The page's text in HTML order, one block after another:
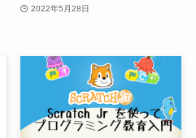
2022年5月28日